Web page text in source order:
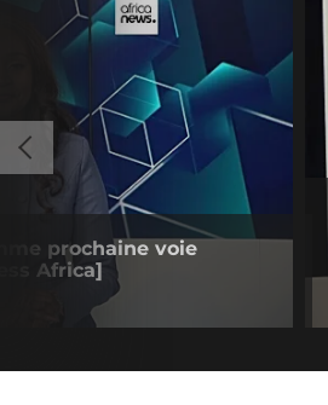
prochaine voie
Africa]